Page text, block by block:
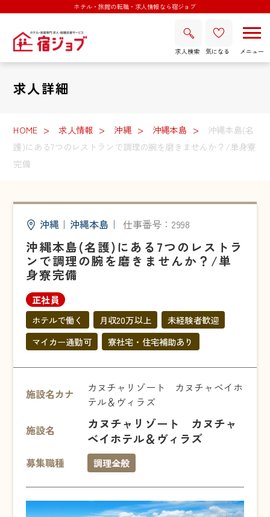
ホテル・旅館の転職・求人情報なら宿ジョブ
求人検索 気になる
求人詳細
HOME 求人情報 沖縄 沖縄本島
沖縄本島(名
護)にある7つのレストランで調理の腕を磨きませんか？/単身寮
完備
沖縄 ｜ 沖縄本島 ｜ 仕事番号：2998
沖縄本島(名護)にある7つのレストラ
ンで調理の腕を磨きませんか？/単
身寮完備
正社員
ホテルで働く 月収20万以上
未経験者歓迎
マイカー通勤可
寮社宅・住宅補助あり
施設名カナ
カヌチャリゾート カヌチャベイホ
テル＆ヴィラズ
施設名
カヌチャリゾート カヌチャ
ベイホテル＆ヴィラズ
募集職種 調理全般